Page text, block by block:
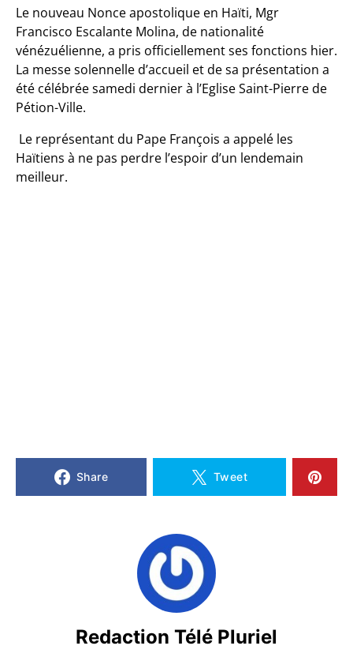
Le nouveau Nonce apostolique en Haïti, Mgr
Francisco Escalante Molina, de nationalité
vénézuélienne, a pris officiellement ses fonctions hier.
La messe solennelle d’accueil et de sa présentation a
été célébrée samedi dernier à l’Eglise Saint-Pierre de
Pétion-Ville.
Le représentant du Pape François a appelé les
Haïtiens à ne pas perdre l’espoir d’un lendemain
meilleur.
Share Tweet
Redaction Télé Pluriel